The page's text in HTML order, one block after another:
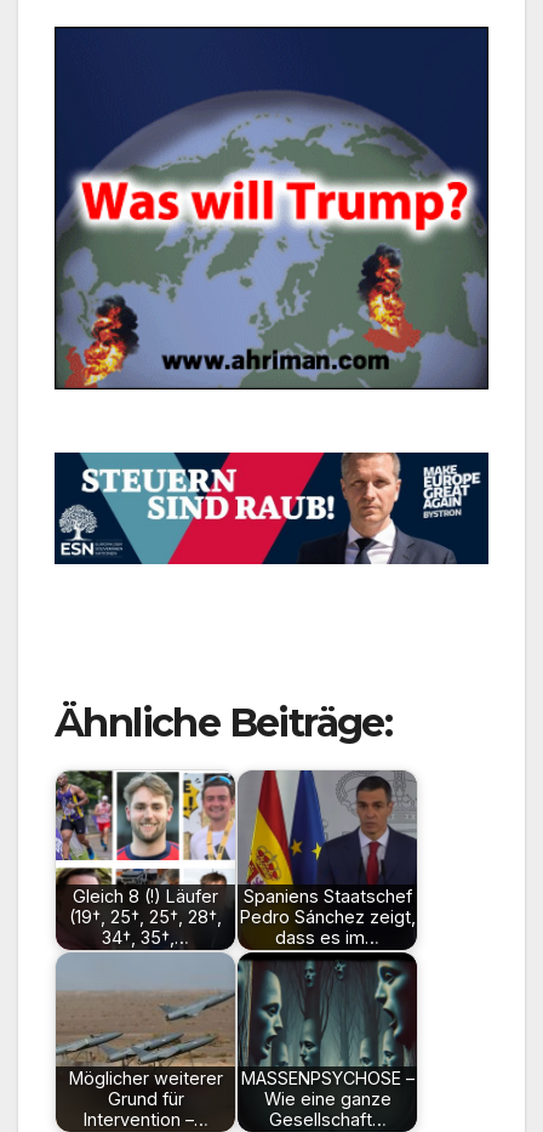
Ähnliche Beiträge:
Gleich 8 (!) Läufer
(19†, 25†, 25†, 28†,
34†, 35†,…
Spaniens Staatschef
Pedro Sánchez zeigt,
dass es im…
Möglicher weiterer
Grund für
Intervention –…
MASSENPSYCHOSE –
Wie eine ganze
Gesellschaft…